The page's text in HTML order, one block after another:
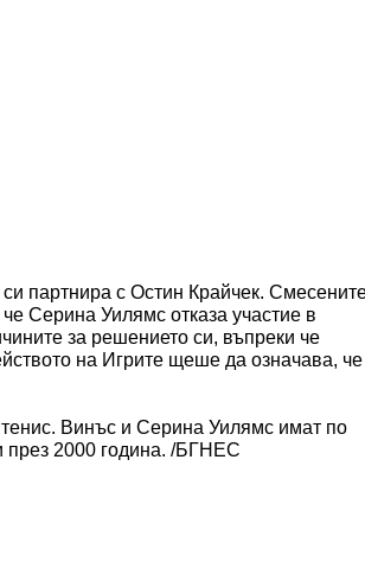
партнира с Остин Крайчек.
Серина Уилямс отказа участие в
за решението си, въпреки че
на Игрите щеше да означава, че
Винъс и Серина Уилямс имат по
през 2000 година. /БГНЕС